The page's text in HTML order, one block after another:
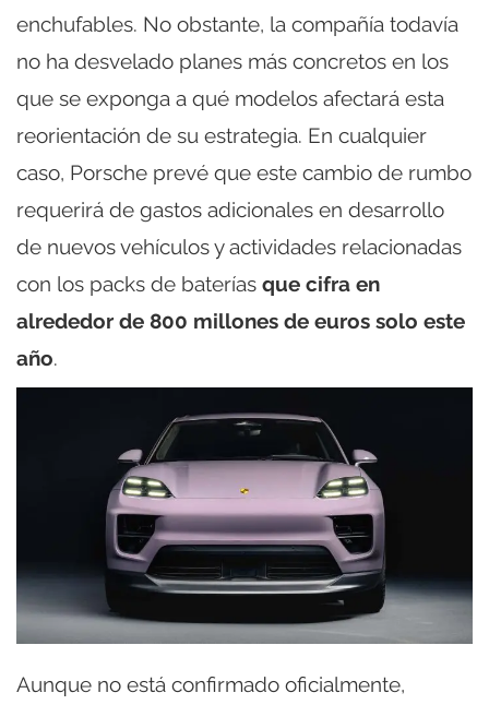
enchufables. No obstante, la compañía todavía
no ha desvelado planes más concretos en los
que se exponga a qué modelos afectará esta
reorientación de su estrategia. En cualquier
caso, Porsche prevé que este cambio de rumbo
requerirá de gastos adicionales en desarrollo
de nuevos vehículos y actividades relacionadas
con los packs de baterías que cifra en
alrededor de 800 millones de euros solo este
año.
Aunque no está confirmado oficialmente,